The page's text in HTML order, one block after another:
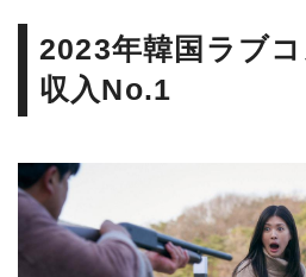
2023年韓国ラブ
収入No.1